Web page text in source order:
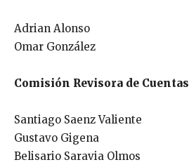
Adrian Alonso
Omar González
Comisión Revisora de
Santiago Saenz Valiente
Gustavo Gigena
Belisario Saravia Olmos